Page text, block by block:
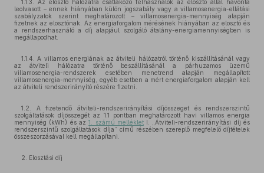
1.1.3. Az elosztó hálózatra csatlakozó felhasználók az elosztó által havonta
leolvasott – ennek hiányában külön jogszabály vagy a villamosenergia-ellátási
szabályzatok szerint meghatározott – villamosenergia-mennyiség alapján
fizetnek az elosztónak. Az energiaforgalom mérésének hiányában az elosztó és
a rendszerhasználó a díj alapjául szolgáló átalány-energiamennyiségben is
megállapodhat.
1.1.4. A villamos energiának az átviteli hálózatról történő kiszállításánál vagy
az átviteli hálózatra történő beszállításánál a párhuzamos üzemű
villamosenergia-rendszerek esetében menetrend alapján megállapított
villamosenergia-mennyiség, egyéb esetben a mért energiaforgalom alapján kell
az átviteli rendszerirányító részére fizetni.
1.2. A fizetendő átviteli-rendszerirányítási díjösszeget és rendszerszintű
szolgáltatások díjösszegét az 1.1 pontban meghatározott havi villamos energia
mennyiség (kWh) és az1. számú mellékletI. „Átviteli-rendszerirányítási díj és
rendszerszintű szolgáltatások díja” című részében szereplő megfelelő díjtételek
összeszorzásával kell megállapítani.
2. Elosztási díj